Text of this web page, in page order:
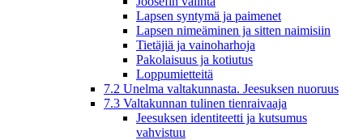
Lapsen syntymä ja paimenet
Lapsen nimeäminen ja sitten naimisiin
Tietäjiä ja vainoharhoja
Pakolaisuus ja kotiutus
Loppumietteitä
7.2 Unelma valtakunnasta. Jeesuksen nuoruus
7.3 Valtakunnan tulinen tienraivaaja
Jeesuksen identiteetti ja kutsumus
vahvistuu